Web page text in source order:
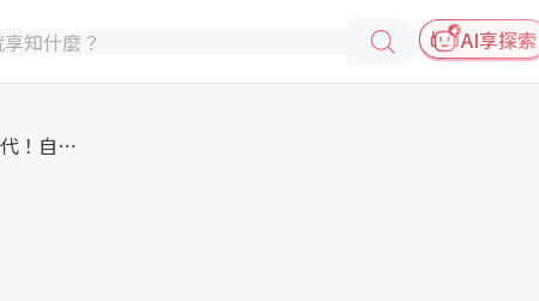
AI享探索
汽車顯示器走向可維修時代！自動...